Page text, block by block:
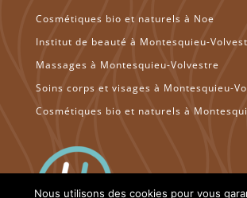
Cosmétiques bio et naturels à Noe
Institut de beauté à Montesquieu-
Massages à Montesquieu-Volvestre
Soins corps et visages à Montesquieu-
Cosmétiques bio et naturels à
Nous utilisons des cookies pour vous